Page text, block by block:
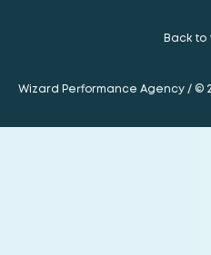
Back to
Wizard Performance Agency / ©